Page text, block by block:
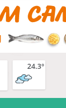
24.3°